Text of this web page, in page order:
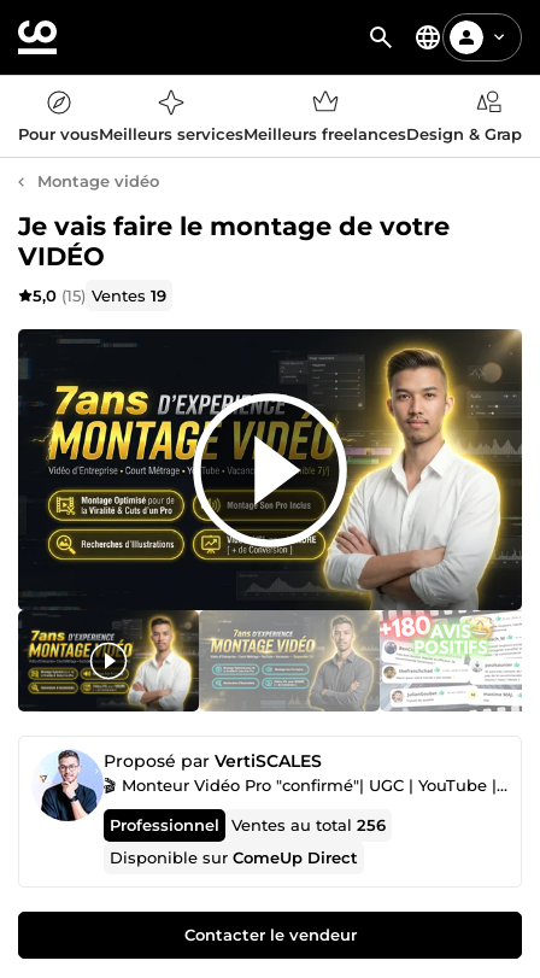
Pour vousMeilleurs servicesMeilleurs freelancesDesign &
Montage vidéo
Je vais faire le montage de votre
VIDÉO
5,0 (15) Ventes19
Proposé par VertiSCALES
🎬 Monteur Vidéo Pro "confirmé"| UGC | YouTube | Shorts | Meta ADS | VSL | TikTok | Instagram
Professionnel Ventes au total256
Disponible surComeUp Direct
Contacter le vendeur